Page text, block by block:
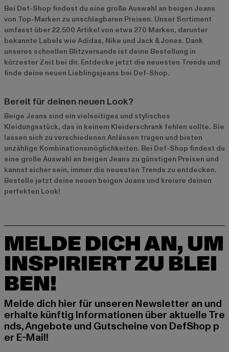
Bei Def-Shop findest du eine große Auswahl an beigen Jeans
von Top-Marken zu unschlagbaren Preisen. Unser Sortiment
umfasst über 22.500 Artikel von etwa 270 Marken, darunter
bekannte Labels wie Adidas, Nike und Jack & Jones. Dank
unseres schnellen Blitzversands ist deine Bestellung in
kürzester Zeit bei dir. Entdecke jetzt die neuesten Trends und
finde deine neuen Lieblingsjeans bei Def-Shop.
Bereit für deinen neuen Look?
Beige Jeans sind ein vielseitiges und stylisches
Kleidungsstück, das in keinem Kleiderschrank fehlen sollte. Sie
lassen sich zu verschiedenen Anlässen tragen und bieten
unzählige Kombinationsmöglichkeiten. Bei Def-Shop findest du
eine große Auswahl an beigen Jeans zu günstigen Preisen und
kannst sicher sein, immer die neuesten Trends zu entdecken.
Bestelle jetzt deine neuen beigen Jeans und kreiere deinen
perfekten Look!
MELDE DICH AN, UM
INSPIRIERT ZU BLEI
BEN!
Melde dich hier für unseren Newsletter an und
erhalte künftig Informationen über aktuelle Tre
nds, Angebote und Gutscheine von DefShop p
er E-Mail!